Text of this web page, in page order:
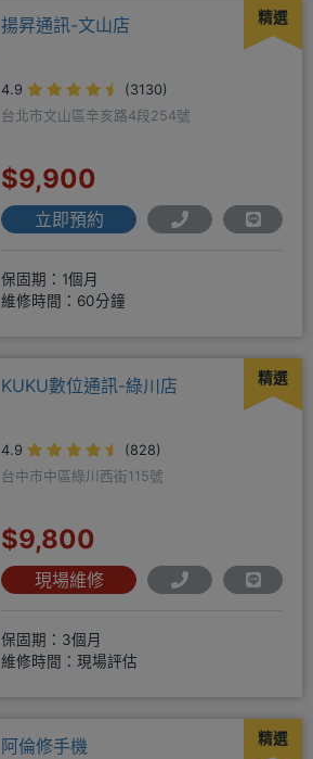
精選
揚昇通訊-文山店
4.9
(3130)
台北市文山區辛亥路4段254號
$9,900
立即預約
保固期：1個月
維修時間：60分鐘
精選
KUKU數位通訊-綠川店
4.9
(828)
台中市中區綠川西街115號
$9,800
現場維修
保固期：3個月
維修時間：現場評估
精選
阿倫修手機